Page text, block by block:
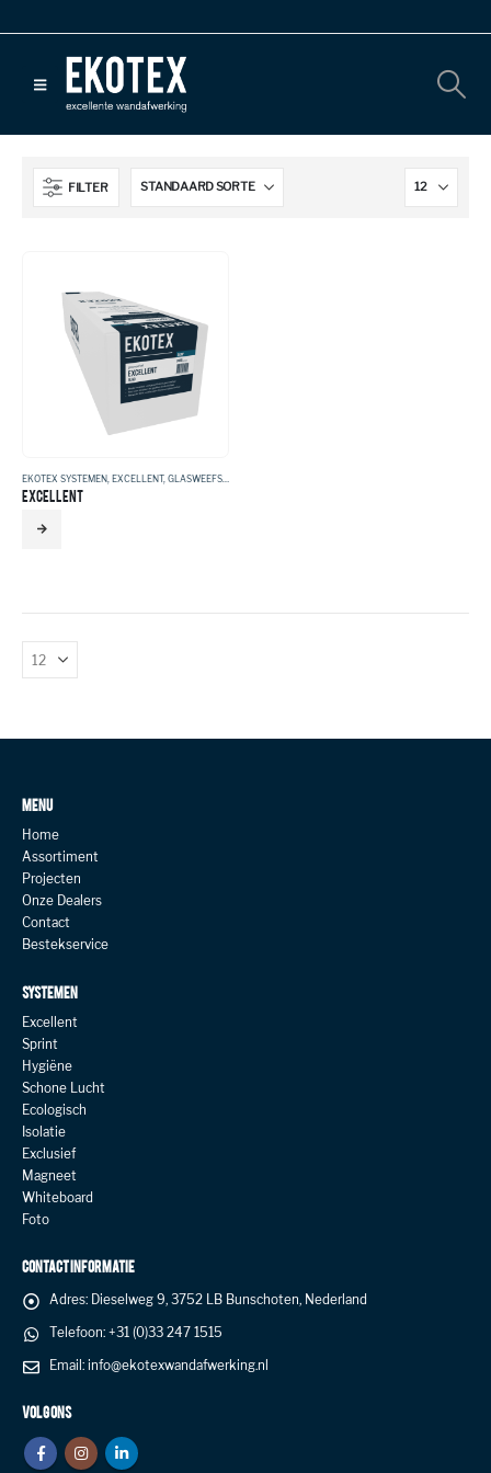
FILTER
EKOTEX SYSTEMEN EXCELLENT, GLASWEEFSEL
EXCELLENT
MENU
Home
Assortiment
Projecten
Onze Dealers
Contact
Bestekservice
SYSTEMEN
Excellent
Sprint
Hygiëne
Schone Lucht
Ecologisch
Isolatie
Exclusief
Magneet
Whiteboard
Foto
CONTACT INFORMATIE
Adres: Dieselweg 9, 3752 LB Bunschoten, Nederland
Telefoon: +31 (0)33 247 1515
Email: info@ekotexwandafwerking.nl
VOLG ONS